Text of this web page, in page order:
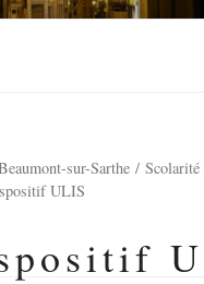
sur-Sarthe
ULIS